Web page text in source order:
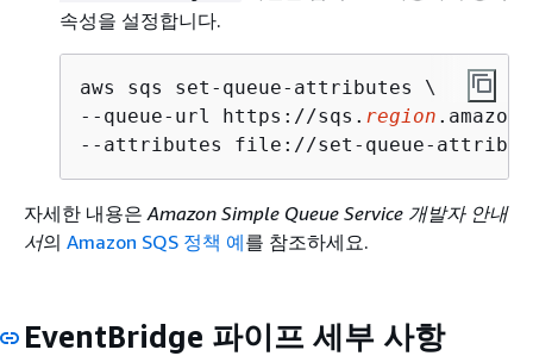
속성을 설정합니다.
aws sqs set-queue-attributes \
--queue-url https://sqs. region
--attributes file://set-queue-
자세한 내용은 Amazon Simple Queue Service 개발자 안내
서의 Amazon SQS 정책 예를 참조하세요.
EventBridge 파이프 세부 사항